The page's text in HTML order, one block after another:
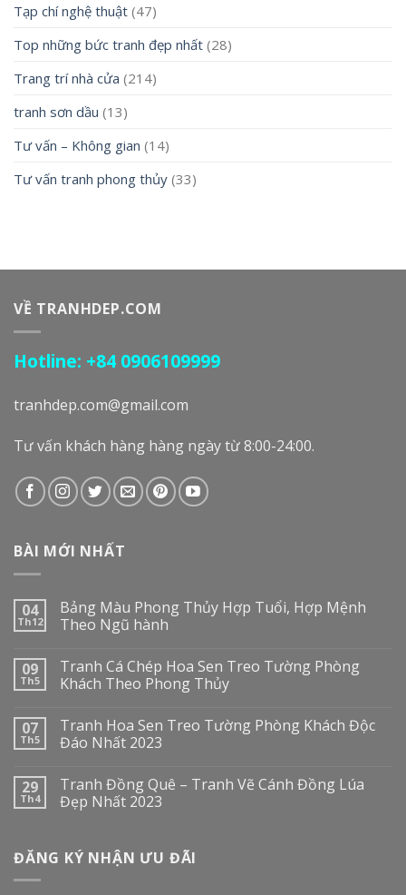
Tạp chí nghệ thuật (47)
Top những bức tranh đẹp nhất (28)
Trang trí nhà cửa (214)
tranh sơn dầu (13)
Tư vấn – Không gian (14)
Tư vấn tranh phong thủy (33)
VỀ TRANHDEP.COM
Hotline: +84 0906109999
tranhdep.com@gmail.com
Tư vấn khách hàng hàng ngày từ 8:00-24:00.
BÀI MỚI NHẤT
04
Th12
Bảng Màu Phong Thủy Hợp Tuổi, Hợp Mệnh
Theo Ngũ hành
09
Th5
Tranh Cá Chép Hoa Sen Treo Tường Phòng
Khách Theo Phong Thủy
07
Th5
Tranh Hoa Sen Treo Tường Phòng Khách Độc
Đáo Nhất 2023
29
Th4
Tranh Đồng Quê – Tranh Vẽ Cánh Đồng Lúa
Đẹp Nhất 2023
ĐĂNG KÝ NHẬN ƯU ĐÃI